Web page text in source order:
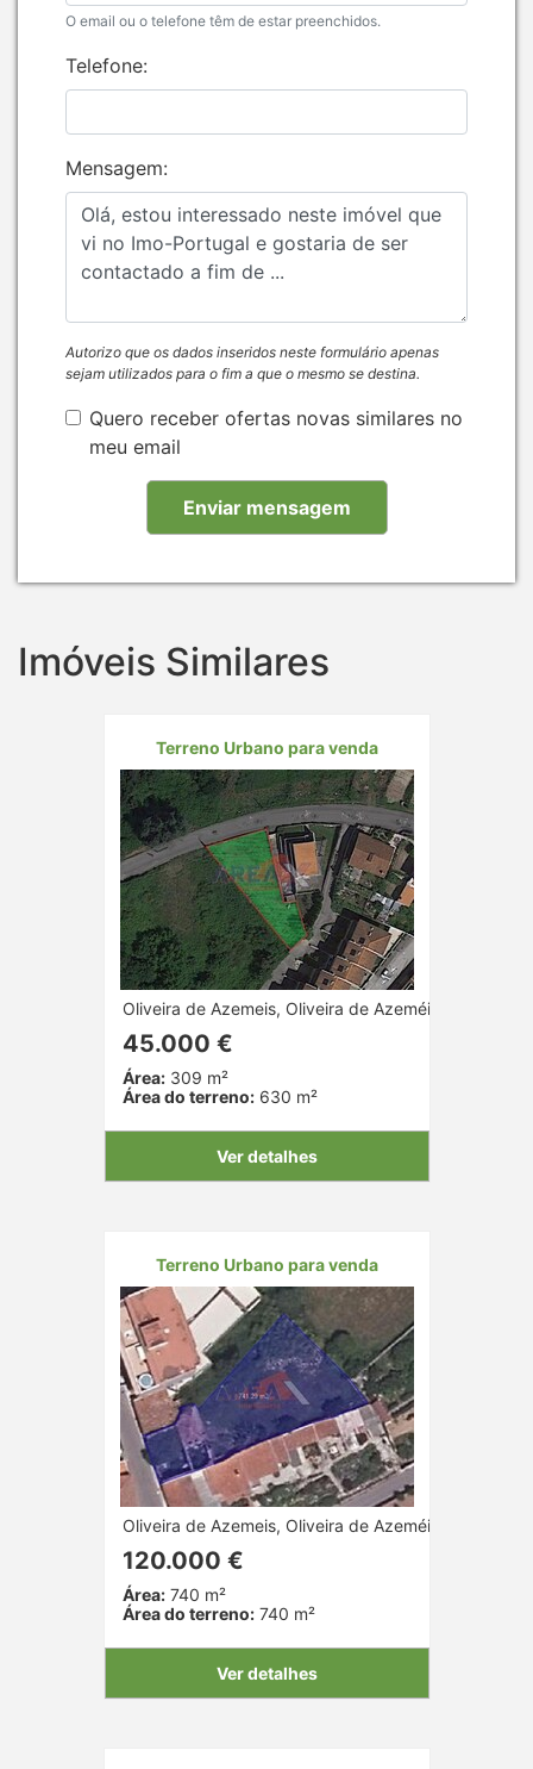
O email ou o telefone têm de estar preenchidos.
Telefone:
Mensagem:
Autorizo que os dados inseridos neste formulário apenas
sejam utilizados para o fim a que o mesmo se destina.
Quero receber ofertas novas similares no
meu email
Imóveis Similares
Terreno Urbano para venda
Oliveira de Azemeis, Oliveira de Azeméis, Aveiro
45.000 €
Área:309 m²
Área do terreno:630 m²
Ver detalhes
Terreno Urbano para venda
Oliveira de Azemeis, Oliveira de Azeméis, Aveiro
120.000 €
Área:740 m²
Área do terreno:740 m²
Ver detalhes